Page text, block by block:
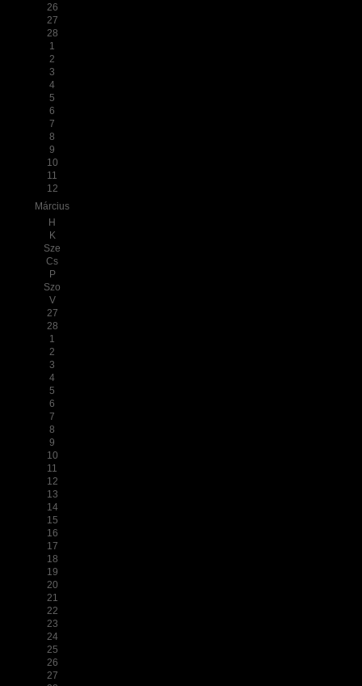
26
27
28
1
2
3
4
5
6
7
8
9
10
11
12
Március
H
K
Sze
Cs
P
Szo
V
27
28
1
2
3
4
5
6
7
8
9
10
11
12
13
14
15
16
17
18
19
20
21
22
23
24
25
26
27